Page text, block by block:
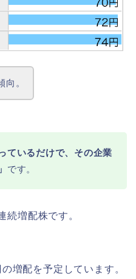
。
ているだけで、その企業
です。
続増配株です。
増配を予定しています。